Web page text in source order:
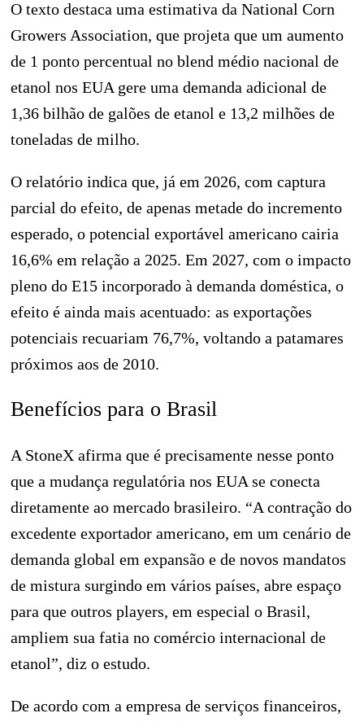
O texto destaca uma estimativa da National Corn
Growers Association, que projeta que um aumento
de 1 ponto percentual no blend médio nacional de
etanol nos EUA gere uma demanda adicional de
1,36 bilhão de galões de etanol e 13,2 milhões de
toneladas de milho.
O relatório indica que, já em 2026, com captura
parcial do efeito, de apenas metade do incremento
esperado, o potencial exportável americano cairia
16,6% em relação a 2025. Em 2027, com o impacto
pleno do E15 incorporado à demanda doméstica, o
efeito é ainda mais acentuado: as exportações
potenciais recuariam 76,7%, voltando a patamares
próximos aos de 2010.
Benefícios para o Brasil
A StoneX afirma que é precisamente nesse ponto
que a mudança regulatória nos EUA se conecta
diretamente ao mercado brasileiro. “A contração do
excedente exportador americano, em um cenário de
demanda global em expansão e de novos mandatos
de mistura surgindo em vários países, abre espaço
para que outros players, em especial o Brasil,
ampliem sua fatia no comércio internacional de
etanol”, diz o estudo.
De acordo com a empresa de serviços financeiros,